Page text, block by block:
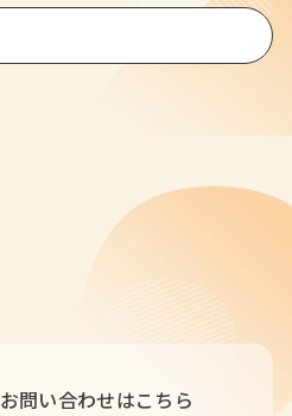
お問い合わせはこちら